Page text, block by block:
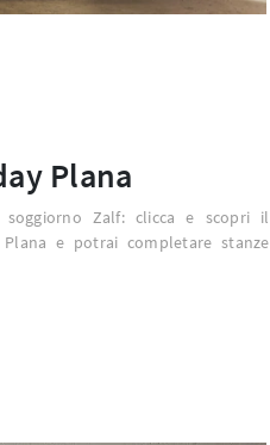
Plana
Zalf: clicca e scopri il
Plana e potrai completare stanze